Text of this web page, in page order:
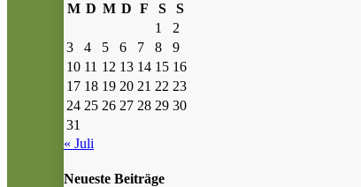
M D M D F S
S
1
2
3
4 5 6 7 8
9
10 11 12 13 14 15 16
17 18 19 20 21 22 23
24 25 26 27 28 29 30
31
« Juli
Neueste Beiträge